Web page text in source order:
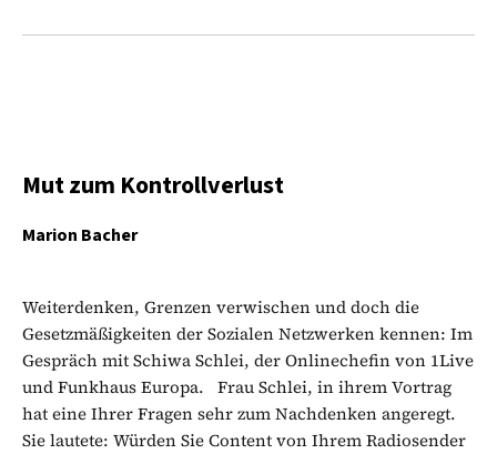
Mut zum Kontrollverlust
Marion Bacher
Weiterdenken, Grenzen verwischen und doch die
Gesetzmäßigkeiten der Sozialen Netzwerken kennen: Im
Gespräch mit Schiwa Schlei, der Onlinechefin von 1Live
und Funkhaus Europa. Frau Schlei, in ihrem Vortrag
hat eine Ihrer Fragen sehr zum Nachdenken angeregt.
Sie lautete: Würden Sie Content von Ihrem Radiosender